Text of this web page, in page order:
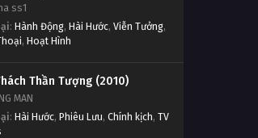
ss1
: Hành Động, Hài Hước, Viễn Tưởng,
, Hoạt Hình
Thần Tượng (2010)
MAN
: Hài Hước, Phiêu Lưu, Chính kịch, TV